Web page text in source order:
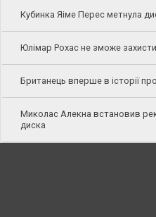
Кубинка Яіме Перес метнула
Юлімар Рохас не зможе
Британець вперше в історії
Миколас Алекна встановив
диска